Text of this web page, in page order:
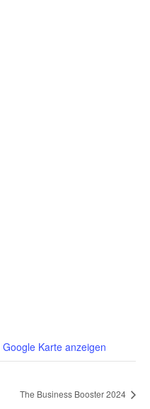
Google Karte anzeigen
The Business Booster 2024